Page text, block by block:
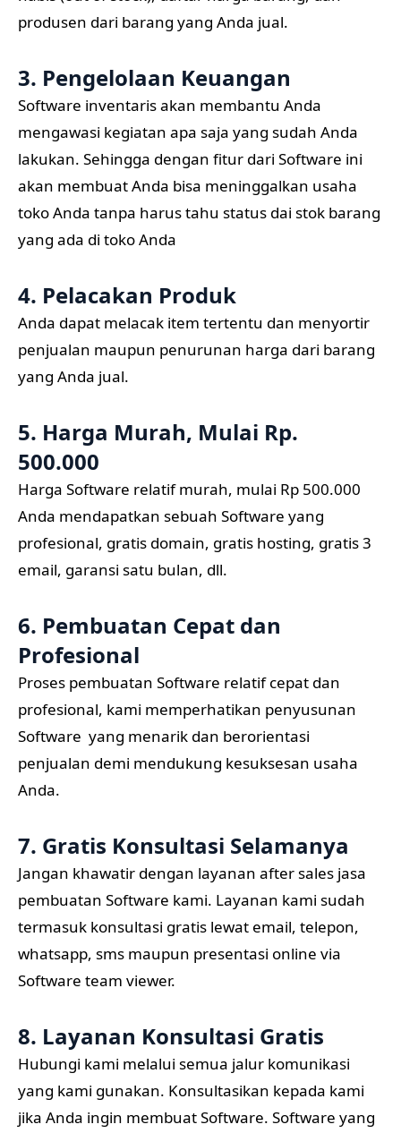
produsen dari barang yang Anda jual.
3. Pengelolaan Keuangan
Software inventaris akan membantu Anda
mengawasi kegiatan apa saja yang sudah Anda
lakukan. Sehingga dengan fitur dari Software ini
akan membuat Anda bisa meninggalkan usaha
toko Anda tanpa harus tahu status dai stok barang
yang ada di toko Anda
4. Pelacakan Produk
Anda dapat melacak item tertentu dan menyortir
penjualan maupun penurunan harga dari barang
yang Anda jual.
5. Harga Murah, Mulai Rp.
500.000
Harga Software relatif murah, mulai Rp 500.000
Anda mendapatkan sebuah Software yang
profesional, gratis domain, gratis hosting, gratis 3
email, garansi satu bulan, dll.
6. Pembuatan Cepat dan
Profesional
Proses pembuatan Software relatif cepat dan
profesional, kami memperhatikan penyusunan
Software yang menarik dan berorientasi
penjualan demi mendukung kesuksesan usaha
Anda.
7. Gratis Konsultasi Selamanya
Jangan khawatir dengan layanan after sales jasa
pembuatan Software kami. Layanan kami sudah
termasuk konsultasi gratis lewat email, telepon,
whatsapp, sms maupun presentasi online via
Software team viewer.
8. Layanan Konsultasi Gratis
Hubungi kami melalui semua jalur komunikasi
yang kami gunakan. Konsultasikan kepada kami
jika Anda ingin membuat Software. Software yang